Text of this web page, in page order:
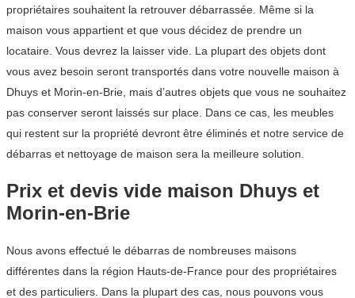
propriétaires souhaitent la retrouver débarrassée. Même si la
maison vous appartient et que vous décidez de prendre un
locataire. Vous devrez la laisser vide. La plupart des objets dont
vous avez besoin seront transportés dans votre nouvelle maison à
Dhuys et Morin-en-Brie, mais d’autres objets que vous ne souhaitez
pas conserver seront laissés sur place. Dans ce cas, les meubles
qui restent sur la propriété devront être éliminés et notre service de
débarras et nettoyage de maison sera la meilleure solution.
Prix et devis vide maison Dhuys et
Morin-en-Brie
Nous avons effectué le débarras de nombreuses maisons
différentes dans la région Hauts-de-France pour des propriétaires
et des particuliers. Dans la plupart des cas, nous pouvons vous